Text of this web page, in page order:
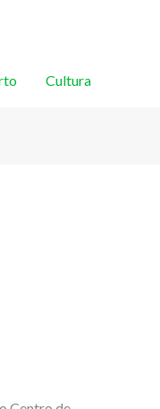
Cultura